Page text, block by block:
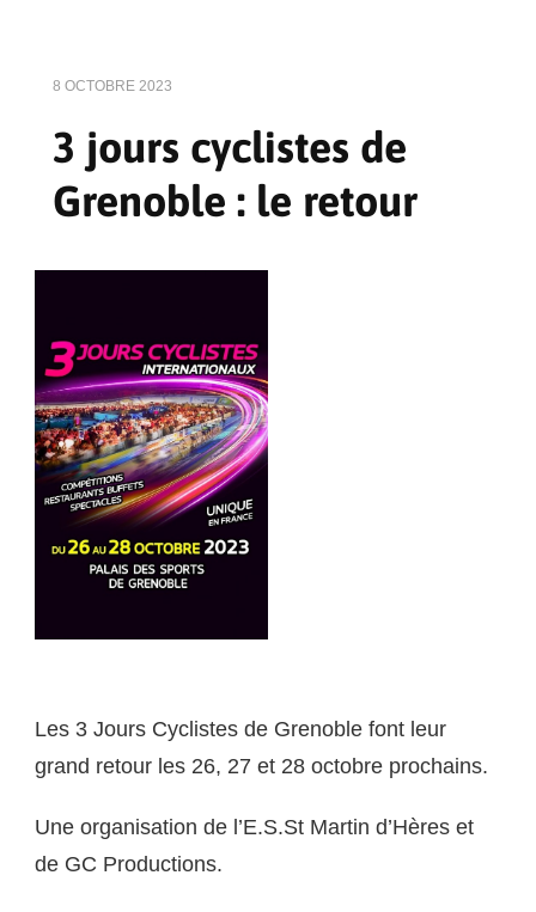
8 OCTOBRE 2023
3 jours cyclistes de
Grenoble : le retour
Les 3 Jours Cyclistes de Grenoble font leur
grand retour les 26, 27 et 28 octobre prochains.
Une organisation de l’E.S.St Martin d’Hères et
de GC Productions.